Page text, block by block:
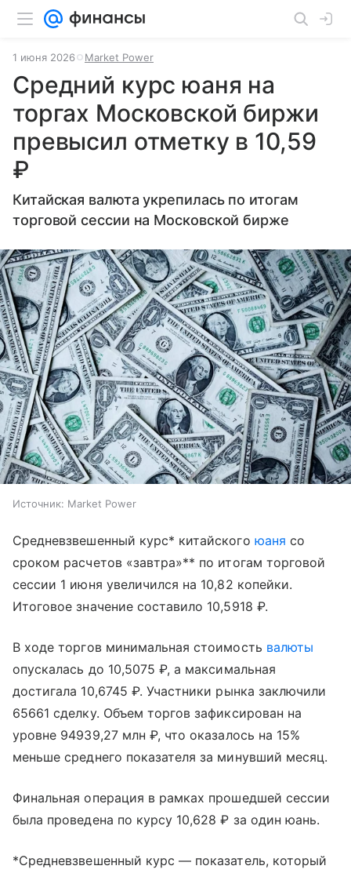
1 июня 2026 Market Power
Средний курс юаня на
торгах Московской биржи
превысил отметку в 10,59
₽
Китайская валюта укрепилась по итогам
торговой сессии на Московской бирже
Источник: Market Power
Средневзвешенный курс* китайского юаня со
сроком расчетов «завтра»** по итогам торговой
сессии 1 июня увеличился на 10,82 копейки.
Итоговое значение составило 10,5918 ₽.
В ходе торгов минимальная стоимость валюты
опускалась до 10,5075 ₽, а максимальная
достигала 10,6745 ₽. Участники рынка заключили
65661 сделку. Объем торгов зафиксирован на
уровне 94939,27 млн ₽, что оказалось на 15%
меньше среднего показателя за минувший месяц.
Финальная операция в рамках прошедшей сессии
была проведена по курсу 10,628 ₽ за один юань.
*Средневзвешенный курс — показатель, который